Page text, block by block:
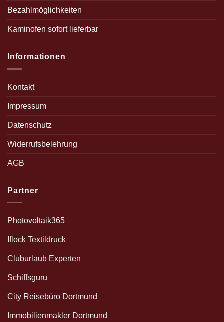
Bezahlmöglichkeiten
Kaminofen sofort lieferbar
Informationen
Kontakt
Impressum
Datenschutz
Widerrufsbelehrung
AGB
Partner
Photovoltaik365
Iflock Textildruck
Cluburlaub Experten
Schiffsguru
City Reisebüro Dortmund
Immobilienmakler Dortmund